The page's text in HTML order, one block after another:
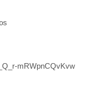
mRWpnCQvKvw